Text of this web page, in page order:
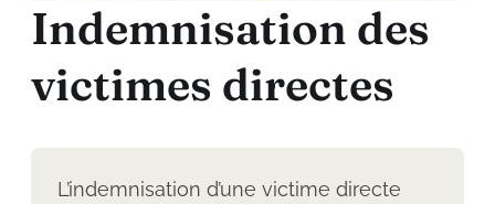
Indemnisation des
victimes directes
L’indemnisation d’une victime directe